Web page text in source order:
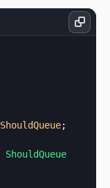
ShouldQueue;